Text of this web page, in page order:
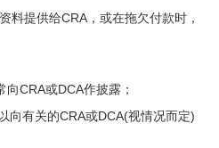
料提供给CRA，或在拖欠付款时，
CRA或DCA作披露；
向有关的CRA或DCA(视情况而定)